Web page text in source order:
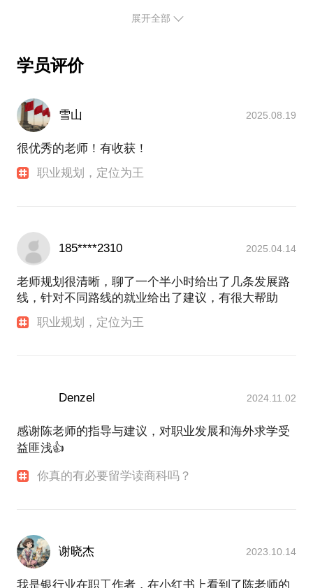
在庞杂的商科领域如何定位最适合自己的某（几）各
在确定第2点的基础上如果有针对性地去规划接下来的
留学申请准备？从而最大化自己的申请竞争力？
推荐、世界TOP20大学交换交流机会、亲自指导留学
申请的机会等福利。
1. 要问简历怎么写才加分？先弄懂怎么写才不会直接
杯具吧！
-简历写作六大禁忌
-简历制作的要点与技巧
2. 实例解析--什么样的PS会直接毁了你？
3. 教会你PS写作之点睛之笔！（附赠陈思炜自制文书
主线定位模型及精讲）
-一篇好的商科PS是怎样的？
5. 除了官方要求的文书以外，我还为学生写这些文
书！
封拒信，次年找我重新申请，终获9面试7录取，其中
3个项目是全美排名前20，外带等值20万人民币奖学
金。案例背后，我为学生申请的十个硕士项目共为其
1. 内功修炼（含必读书单推荐 ）
更多参考（传送门）：
趣、能力分析，对学生定位做出的系统性分析，以及
→4. 分享我编著出版的《方向的力量：商科职业规
→5. 分享我编著出版的《知己知彼—职业定位、规划
与发展》（2021年8月出版）
→6. 分享我原创的（未出版内部资料）个人职场能力
成长发展方法论模型及工具手册（30余页）
得长期学习交流和免费指导
业规划，我的职业规划咨询将结合我研发的多套工具
模型提供到位的深度解析。（详见话题“职业规划，定
位为王。”
更多关于我和我的内容：
知乎“陈思炜”，公众号“知己职彼”
年5期，每期35小时
规划》由上海大学出版社出版
2014年底：创办提供职业规划咨询及基于职业发展的
2015年：因在学生生涯教育领域对母校的贡献，获约
2016年~今：研发出全国独家的提升大学生求职竞争
力的“起飞计划”课程并开班数期
展开全部
学员评价
雪山 2025.08.19
很优秀的老师！有收获！
职业规划，定位为王
185****2310 2025.04.14
老师规划很清晰，聊了一个半小时给出了几条发展路
线，针对不同路线的就业给出了建议，有很大帮助
职业规划，定位为王
Denzel 2024.11.02
感谢陈老师的指导与建议，对职业发展和海外求学受
益匪浅👍
你真的有必要留学读商科吗？
谢晓杰 2023.10.14
我是银行业在职工作者，在小红书上看到了陈老师的